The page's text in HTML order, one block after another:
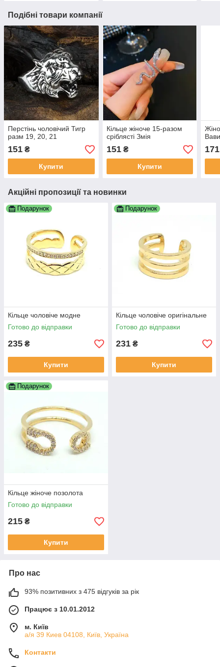
Подібні товари компанії
Перстінь чоловічий Тигр
разм 19, 20, 21
151 ₴
Купити
Кільце жіноче 15-разом
сріблясті Змія
151₴
Купити
171
Акційні пропозиції та новинки
Подарунок
Кільце чоловіче модне
Готово до відправки
235 ₴
Купити
Подарунок
Кільце чоловіче оригінальне
Готово до відправки
231 ₴
Купити
Подарунок
Кільце жіноче позолота
Готово до відправки
215 ₴
Купити
Про нас
93% позитивних з 475 відгуків за рік
Працює з 10.01.2012
м. Київ
а/я 39 Киев 04108, Київ, Україна
Контакти